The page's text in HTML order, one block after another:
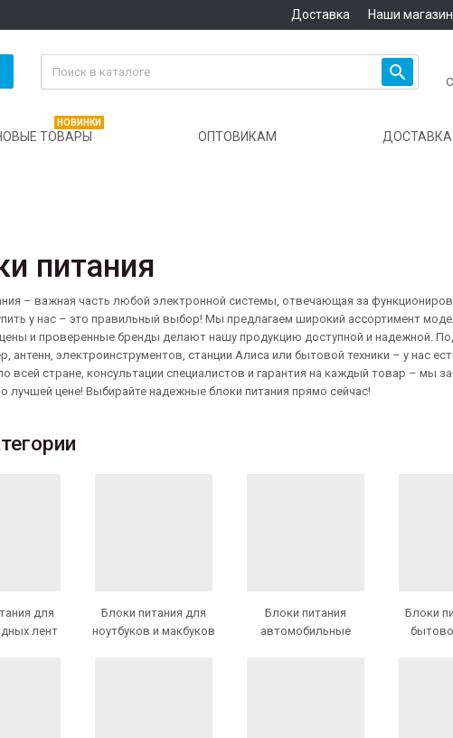
Доставка Наши

ТОВАРЫ
НОВИНКИ
ОПТОВИКАМ ДОСТАВКА
питания
– важная часть любой электронной системы, отвечающая за
у нас – это правильный выбор! Мы предлагаем широкий ассортимент
и проверенные бренды делают нашу продукцию доступной и надежной.
антенн, электроинструментов, станции Алиса или бытовой техники – у нас
всей стране, консультации специалистов и гарантия на каждый товар – мы
лучшей цене! Выбирайте надежные блоки питания прямо сейчас!
для
лент
Блоки питания для
ноутбуков и макбуков
Блоки питания
автомобильные
Блоки